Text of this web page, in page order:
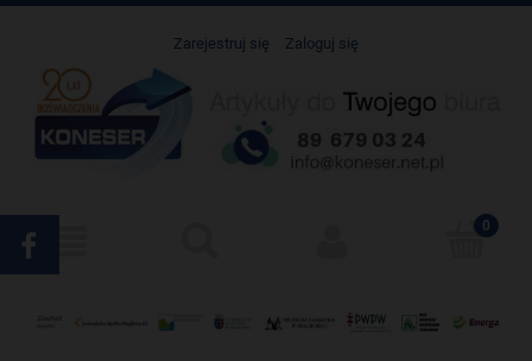
Zarejestruj się Zaloguj się